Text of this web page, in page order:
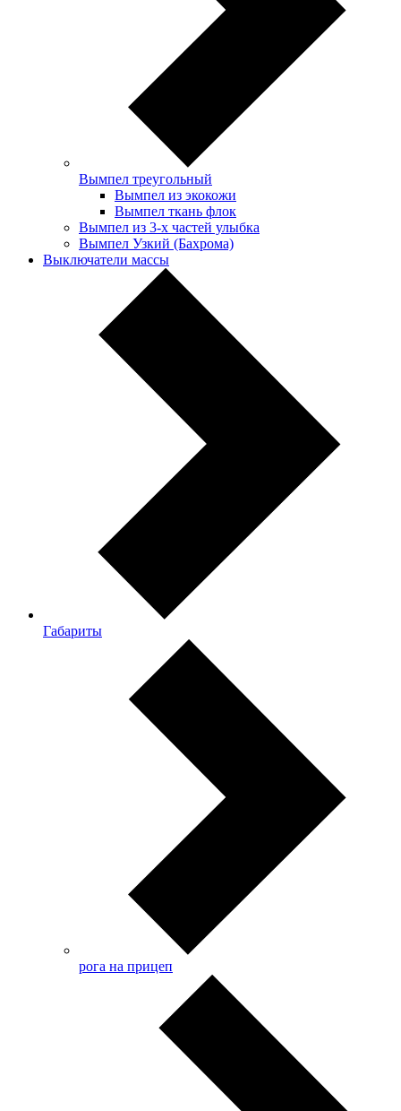
Вымпел треугольный
Вымпел из экокожи
Вымпел ткань флок
Вымпел из 3-х частей улыбка
Вымпел Узкий (Бахрома)
Выключатели массы
Габариты
рога на прицеп